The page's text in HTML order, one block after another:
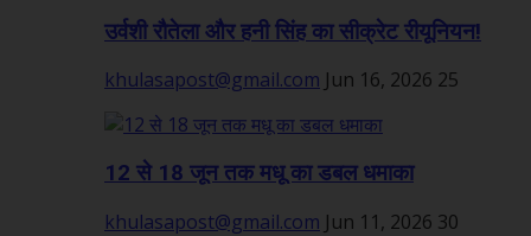
उर्वशी रौतेला और हनी सिंह का सीक्रेट रीयूनियन!
khulasapost@gmail.com Jun 16, 2026 25
12 से 18 जून तक मधू का डबल धमाका
khulasapost@gmail.com Jun 11, 2026 30